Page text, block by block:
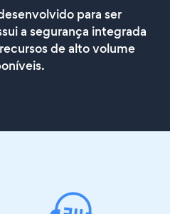
para ser
a segurança integrada
de alto volume